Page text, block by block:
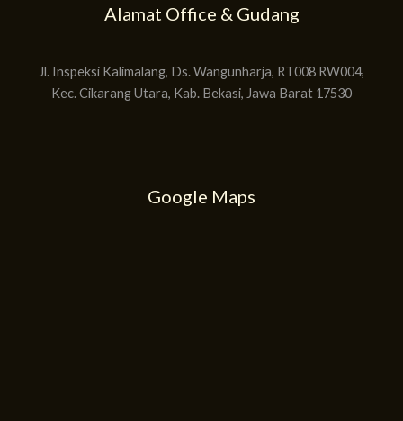
Alamat Office & Gudang
Jl. Inspeksi Kalimalang, Ds. Wangunharja, RT008 RW004,
Kec. Cikarang Utara, Kab. Bekasi, Jawa Barat 17530
Google Maps